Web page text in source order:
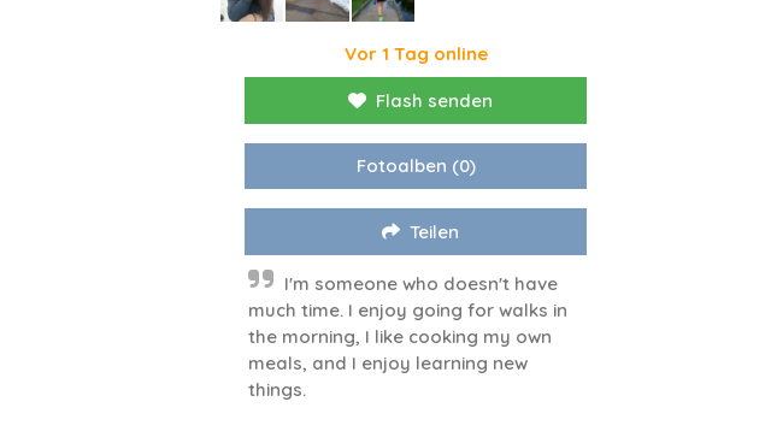
Vor 1 Tag online
Flash senden
Fotoalben (0)
Teilen
I'm someone who doesn't have
much time. I enjoy going for walks in
the morning, I like cooking my own
meals, and I enjoy learning new
things.